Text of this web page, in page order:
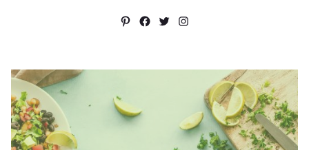
Pinterest
Facebook
Twitter
Instagram